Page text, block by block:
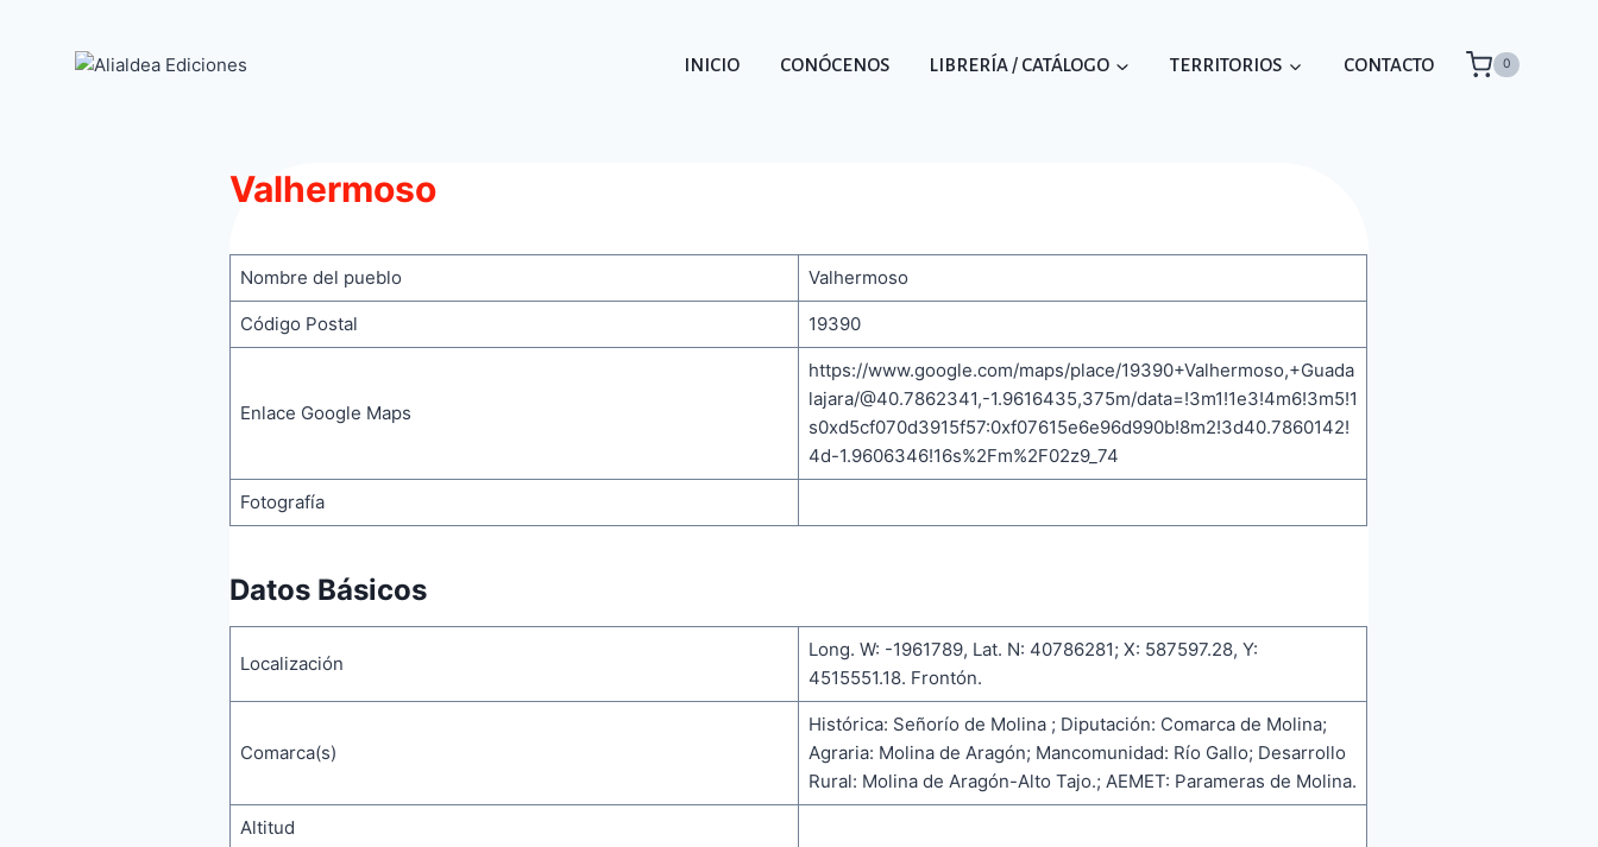
contenido
INICIO CONÓCENOS LIBRERÍA / CATÁLOGO TERRITORIOS CONTACTO 0
Valhermoso
Nombre del pueblo Valhermoso
Código Postal 19390
Enlace Google Maps
https://www.google.com/maps/place/19390+Valhermoso,+Guada
lajara/@40.7862341,-1.9616435,375m/data=!3m1!1e3!4m6!3m5!1
s0xd5cf070d3915f57:0xf07615e6e96d990b!8m2!3d40.7860142!
4d-1.9606346!16s%2Fm%2F02z9_74
Fotografía
Datos Básicos
Localización
Long. W: -1961789, Lat. N: 40786281; X: 587597.28, Y:
4515551.18. Frontón.
Comarca(s)
Histórica: Señorío de Molina ; Diputación: Comarca de Molina;
Agraria: Molina de Aragón; Mancomunidad: Río Gallo; Desarrollo
Rural: Molina de Aragón-Alto Tajo.; AEMET: Parameras de Molina.
Altitud